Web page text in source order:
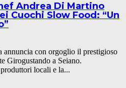
Andrea Di Martino
Cuochi Slow Food: “Un
annuncia con orgoglio il prestigioso
Girogustando a Seiano.
locali e la...